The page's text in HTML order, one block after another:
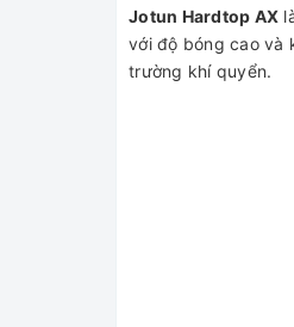
Jotun Hardtop AX
với độ bóng cao và
trường khí quyển.